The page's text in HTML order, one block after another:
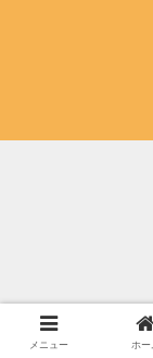
メニュー ホー